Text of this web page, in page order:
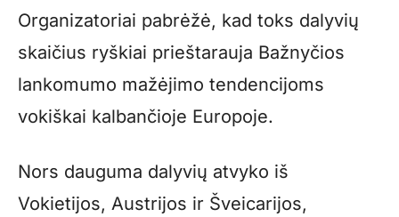
Organizatoriai pabrėžė, kad toks dalyvių
skaičius ryškiai prieštarauja Bažnyčios
lankomumo mažėjimo tendencijoms
vokiškai kalbančioje Europoje.
Nors dauguma dalyvių atvyko iš
Vokietijos, Austrijos ir Šveicarijos,